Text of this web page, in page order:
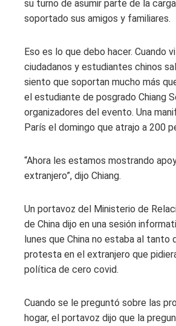
su turno de asumir parte de la
soportado sus amigos y familiares.
Eso es lo que debo hacer. Cuando
ciudadanos y estudiantes chinos
siento que soportan mucho más
el estudiante de posgrado Chiang
organizadores del evento. Una
París el domingo que atrajo a 200
“Ahora les estamos mostrando
extranjero”, dijo Chiang.
Un portavoz del Ministerio de
de China dijo en una sesión
lunes que China no estaba al tanto
protesta en el extranjero que
política de cero covid.
Cuando se le preguntó sobre las
hogar, el portavoz dijo que la